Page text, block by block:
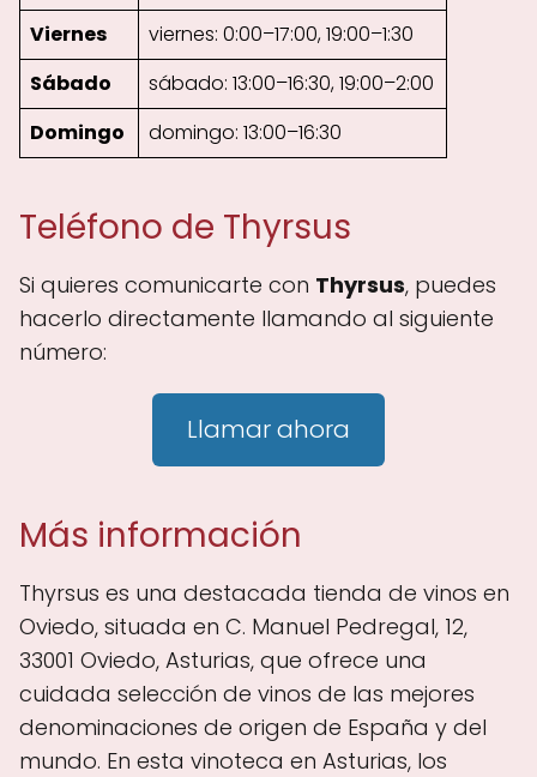
Viernes
viernes: 0:00–17:00, 19:00–1:30
Sábado
sábado: 13:00–16:30, 19:00–2:00
Domingo
domingo: 13:00–16:30
Teléfono de Thyrsus
Si quieres comunicarte con Thyrsus, puedes
hacerlo directamente llamando al siguiente
número:
Llamar ahora
Más información
Thyrsus es una destacada tienda de vinos en
Oviedo, situada en C. Manuel Pedregal, 12,
33001 Oviedo, Asturias, que ofrece una
cuidada selección de vinos de las mejores
denominaciones de origen de España y del
mundo. En esta vinoteca en Asturias, los